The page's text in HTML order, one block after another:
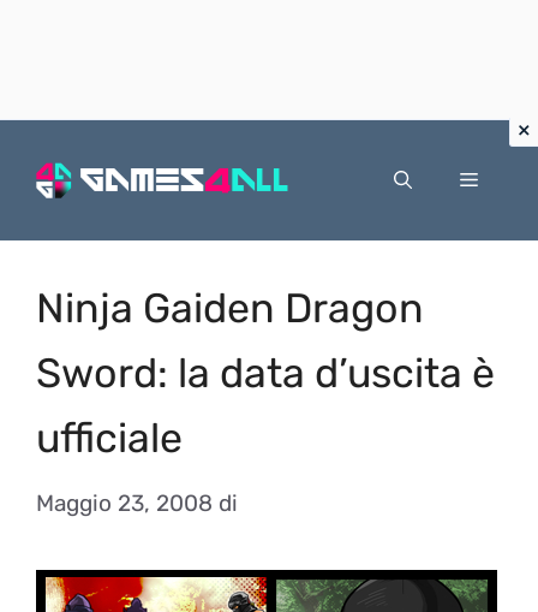
Menu
Ninja Gaiden Dragon
Sword: la data d’uscita è
ufficiale
Maggio 23, 2008 di